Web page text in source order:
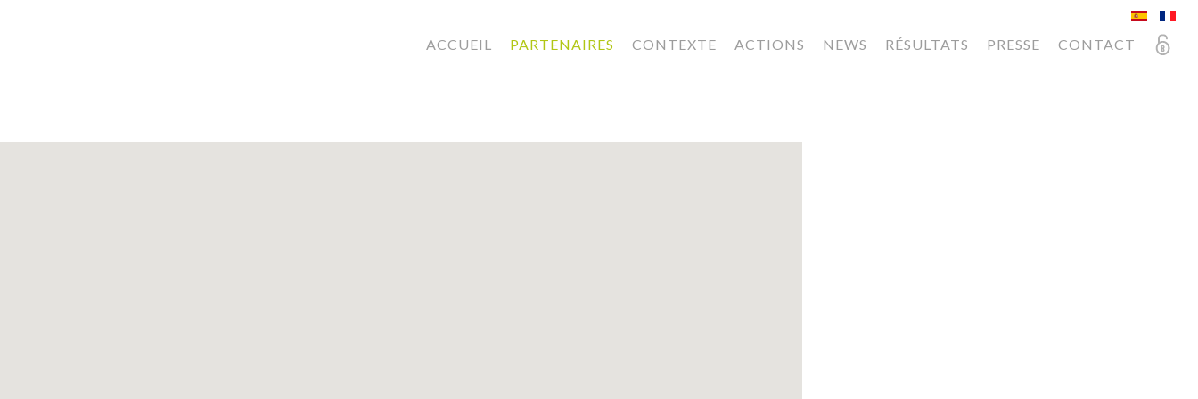
ACCUEIL PARTENAIRES CONTEXTE ACTIONS NEWS RÉSULTATS PRESSE CONTACT